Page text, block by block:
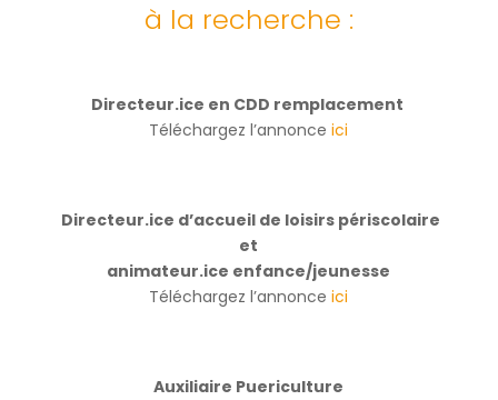
à la recherche :
Directeur.ice en CDD remplacement
Téléchargez l’annonce ici
Directeur.ice d’accueil de loisirs périscolaire
et
animateur.ice enfance/jeunesse
Téléchargez l’annonce ici
Auxiliaire Puericulture